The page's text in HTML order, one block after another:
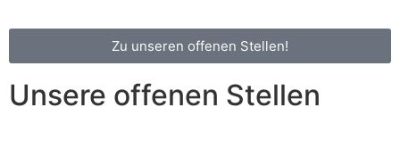
Zu unseren offenen Stellen!
Unsere offenen Stellen